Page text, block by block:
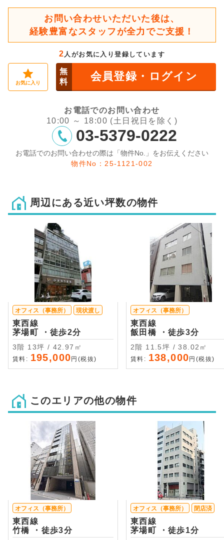
お問い合わせいただいた後は、
経験豊富なスタッフが全力でご支援！
2人がお気に入り登録しています
お気に入り
無
料
会員登録・ログイン
お電話でのお問い合わせ
10:00 ～ 18:00 (土日祝日を除く)
03-5379-0222
お電話でのお問い合わせの際は「物件No.」をお伝えください
物件No：25-1121-002
周辺にある近い坪数の物件
オフィス（事務所） 現状渡し
東西線
茅場町 ・徒歩2分
3階 13坪 / 42.97㎡
賃料: 195,000 円(税抜)
オフィス（事務所）
東西線
飯田橋 ・徒歩3分
2階 11.5坪 / 38.02㎡
賃料: 138,000 円(税抜)
このエリアの他の物件
オフィス（事務所）
東西線
竹橋 ・徒歩3分
オフィス（事務所） 閉店済
東西線
茅場町 ・徒歩1分